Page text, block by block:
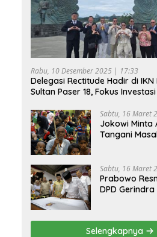
Rabu, 10 Desember 2025 | 17:33
Delegasi Rectitude Hadir di
Sultan Paser 18, Fokus
Sabtu, 16 Maret
Jokowi Minta
Tangani
Sabtu, 16 Maret
Prabowo
DPD
Selengkapnya